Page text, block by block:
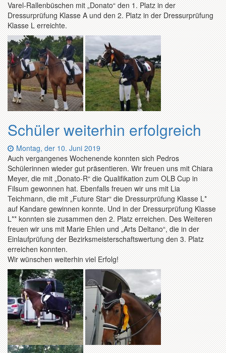
Varel-Rallenbüschen mit „Donato“ den 1. Platz in der
Dressurprüfung Klasse A und den 2. Platz in der Dressurprüfung
Klasse L erreichte.
Schüler weiterhin erfolgreich
Datum:
Montag, der 10. Juni 2019
Auch vergangenes Wochenende konnten sich Pedros
Schülerinnen wieder gut präsentieren. Wir freuen uns mit Chiara
Meyer, die mit „Donato-R“ die Qualifikation zum OLB Cup in
Filsum gewonnen hat. Ebenfalls freuen wir uns mit Lia
Teichmann, die mit „Future Star“ die Dressurprüfung Klasse L*
auf Kandare gewinnen konnte. Und in der Dressurprüfung Klasse
L** konnten sie zusammen den 2. Platz erreichen. Des Weiteren
freuen wir uns mit Marie Ehlen und „Arts Deltano“, die in der
Einlaufprüfung der Bezirksmeisterschaftswertung den 3. Platz
erreichen konnten.
Wir wünschen weiterhin viel Erfolg!